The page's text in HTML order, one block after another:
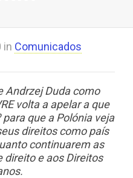
in Comunicados
Andrzej Duda como
volta a apelar a que
que a Polónia veja
direitos como país
continuarem as
direito e aos Direitos